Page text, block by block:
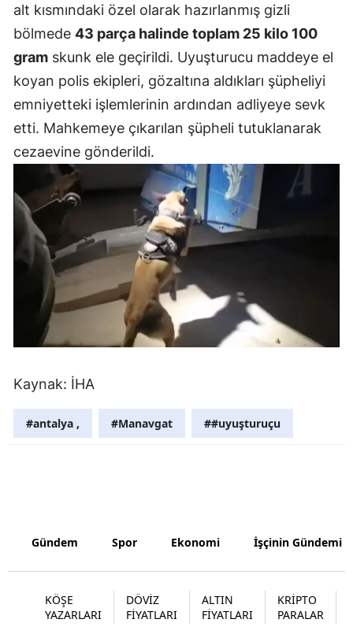
İzmir
Kastamonu
Kayseri
Kırşehir
Manisa
Muğla
Rize
alt kısmındaki özel olarak hazırlanmış gizli
bölmede 43 parça halinde toplam 25 kilo 100
gram skunk ele geçirildi. Uyuşturucu maddeye el
koyan polis ekipleri, gözaltına aldıkları şüpheliyi
emniyetteki işlemlerinin ardından adliyeye sevk
etti. Mahkemeye çıkarılan şüpheli tutuklanarak
cezaevine gönderildi.
Kaynak: İHA
#antalya , #Manavgat ##uyuşturuçu
Gündem Spor Ekonomi İşçinin Gündemi
KÖŞE
YAZARLARI
DÖVİZ
FİYATLARI
ALTIN
FİYATLARI
KRİPTO
PARALAR